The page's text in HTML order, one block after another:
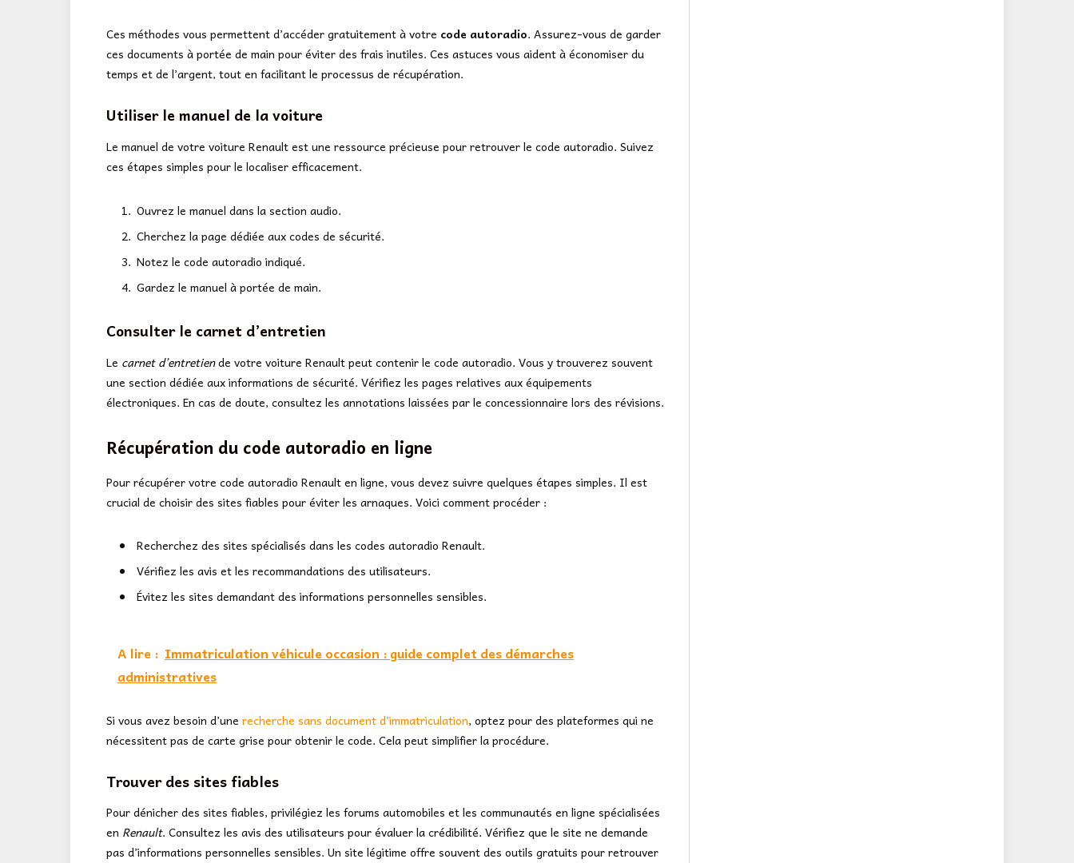
Ces méthodes vous permettent d’accéder gratuitement à votre code autoradio. Assurez-vous de garder
ces documents à portée de main pour éviter des frais inutiles. Ces astuces vous aident à économiser du
temps et de l’argent, tout en facilitant le processus de récupération.
Utiliser le manuel de la voiture
Le manuel de votre voiture Renault est une ressource précieuse pour retrouver le code autoradio. Suivez
ces étapes simples pour le localiser efficacement.
Ouvrez le manuel dans la section audio.
Cherchez la page dédiée aux codes de sécurité.
Notez le code autoradio indiqué.
Gardez le manuel à portée de main.
Consulter le carnet d’entretien
Le carnet d’entretiende votre voiture Renault peut contenir le code autoradio. Vous y trouverez souvent
une section dédiée aux informations de sécurité. Vérifiez les pages relatives aux équipements
électroniques. En cas de doute, consultez les annotations laissées par le concessionnaire lors des révisions.
Récupération du code autoradio en ligne
Pour récupérer votre code autoradio Renault en ligne, vous devez suivre quelques étapes simples. Il est
crucial de choisir des sites fiables pour éviter les arnaques. Voici comment procéder :
Recherchez des sites spécialisés dans les codes autoradio Renault.
Vérifiez les avis et les recommandations des utilisateurs.
Évitez les sites demandant des informations personnelles sensibles.
A lire : Immatriculation véhicule occasion : guide complet des démarches
administratives
Si vous avez besoin d’une recherche sans document d’immatriculation, optez pour des plateformes qui ne
nécessitent pas de carte grise pour obtenir le code. Cela peut simplifier la procédure.
Trouver des sites fiables
Pour dénicher des sites fiables, privilégiez les forums automobiles et les communautés en ligne spécialisées
en Renault. Consultez les avis des utilisateurs pour évaluer la crédibilité. Vérifiez que le site ne demande
pas d’informations personnelles sensibles. Un site légitime offre souvent des outils gratuits pour retrouver